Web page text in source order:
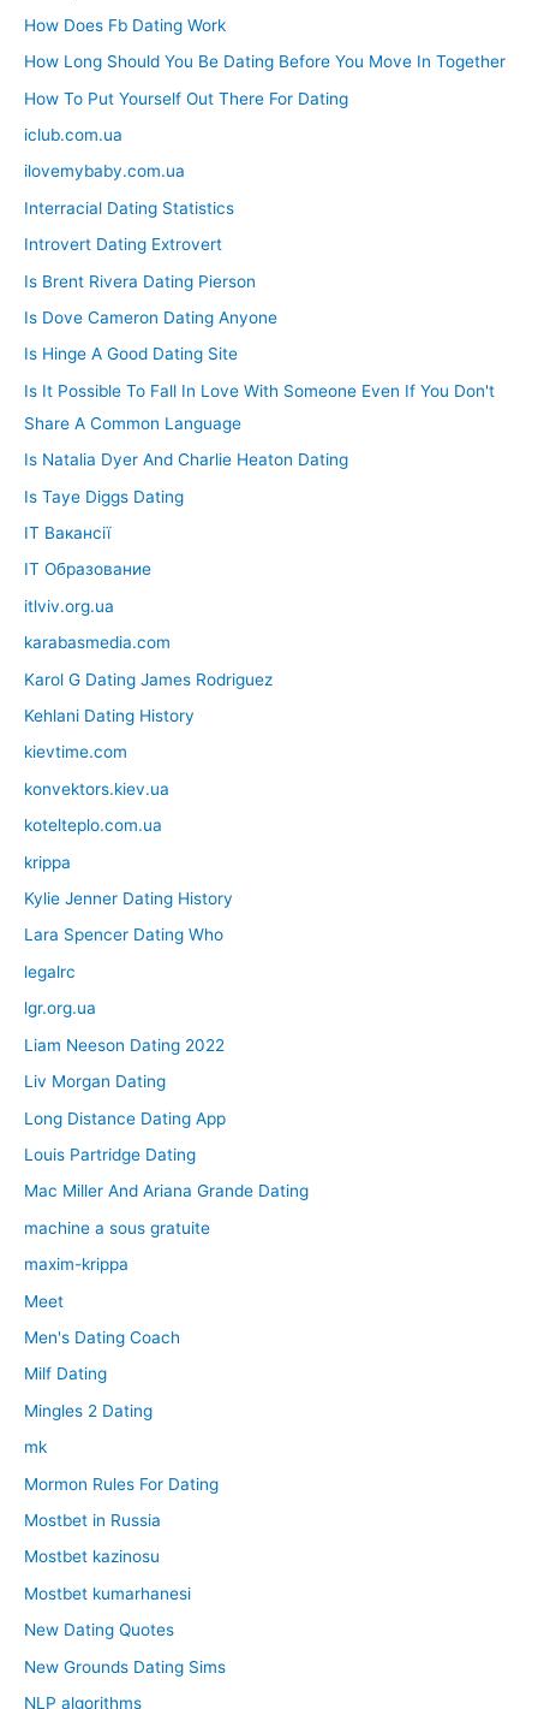
How Does Fb Dating Work
How Long Should You Be Dating Before You Move In Together
How To Put Yourself Out There For Dating
iclub.com.ua
ilovemybaby.com.ua
Interracial Dating Statistics
Introvert Dating Extrovert
Is Brent Rivera Dating Pierson
Is Dove Cameron Dating Anyone
Is Hinge A Good Dating Site
Is It Possible To Fall In Love With Someone Even If You Don't
Share A Common Language
Is Natalia Dyer And Charlie Heaton Dating
Is Taye Diggs Dating
IT Вакансії
IT Образование
itlviv.org.ua
karabasmedia.com
Karol G Dating James Rodriguez
Kehlani Dating History
kievtime.com
konvektors.kiev.ua
kotelteplo.com.ua
krippa
Kylie Jenner Dating History
Lara Spencer Dating Who
legalrc
lgr.org.ua
Liam Neeson Dating 2022
Liv Morgan Dating
Long Distance Dating App
Louis Partridge Dating
Mac Miller And Ariana Grande Dating
machine a sous gratuite
maxim-krippa
Meet
Men's Dating Coach
Milf Dating
Mingles 2 Dating
mk
Mormon Rules For Dating
Mostbet in Russia
Mostbet kazinosu
Mostbet kumarhanesi
New Dating Quotes
New Grounds Dating Sims
NLP algorithms